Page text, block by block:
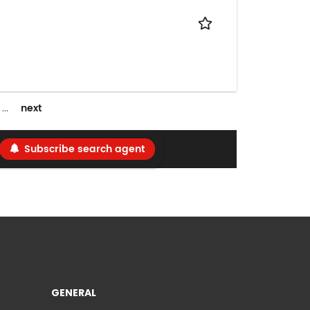
… next
Subscribe search agent
GENERAL